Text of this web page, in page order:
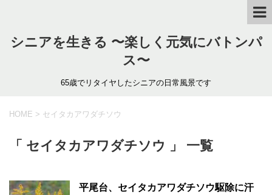
シニアを生きる 〜楽しく元気にバトンパ
ス〜
65歳でリタイヤしたシニアの日常風景です
HOME > セイタカアワダチソウ
「 セイタカアワダチソウ 」 一覧
平尾台、セイタカアワダチソウ駆除に汗